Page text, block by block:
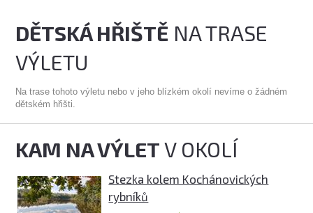
DĚTSKÁ HŘIŠTĚ NA TRASE
VÝLETU
Na trase tohoto výletu nebo v jeho blízkém okolí nevíme o žádném
dětském hřišti.
KAM NA VÝLETV OKOLÍ
Stezka kolem Kochánovických
rybníků